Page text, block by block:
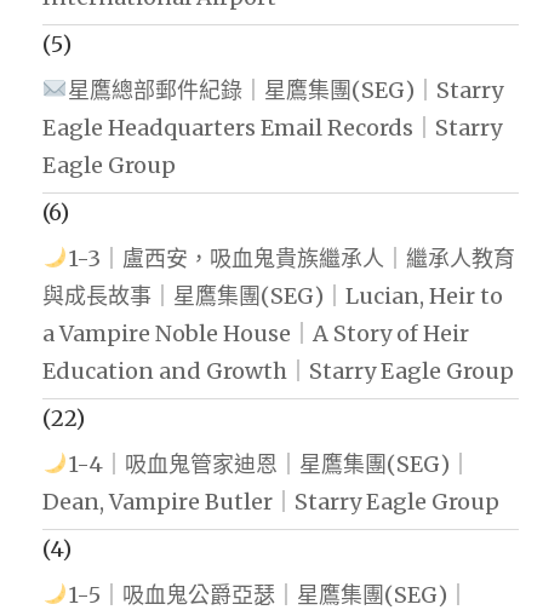
(5)
星鷹總部郵件紀錄｜星鷹集團(SEG)｜Starry
Eagle Headquarters Email Records｜Starry
Eagle Group
(6)
1-3｜盧西安，吸血鬼貴族繼承人｜繼承人教育
與成長故事｜星鷹集團(SEG)｜Lucian, Heir to
a Vampire Noble House｜A Story of Heir
Education and Growth｜Starry Eagle Group
(22)
1-4｜吸血鬼管家迪恩｜星鷹集團(SEG)｜
Dean, Vampire Butler｜Starry Eagle Group
(4)
1-5｜吸血鬼公爵亞瑟｜星鷹集團(SEG)｜